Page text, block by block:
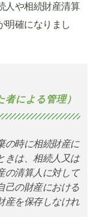
人や相続財産清算
明確になりまし
による管理）
の時に相続財産に
きは、相続人又は
の清算人に対して
己の財産における
産を保存しなけれ